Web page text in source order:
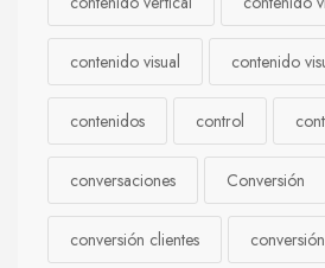
contenido visual contenido
contenidos control
conversaciones Conversión
conversión clientes